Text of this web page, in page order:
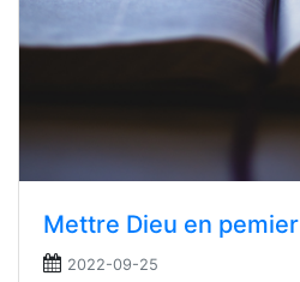
Mettre Dieu en pemier
2022-09-25